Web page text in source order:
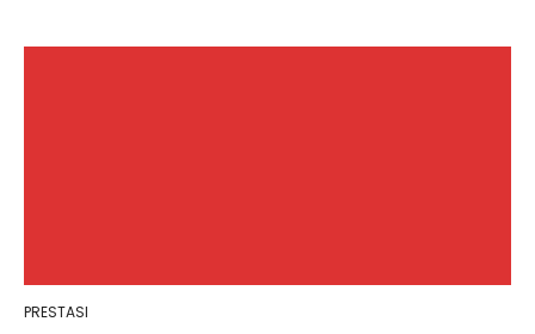
PRESTASI